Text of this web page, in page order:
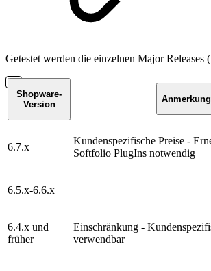
Getestet werden die einzelnen Major
Shopware-
Version
Anmerkung
6.7.x
Kundenspezifische Preise -
Softfolio PlugIns notwendig
6.5.x-6.6.x
6.4.x und
früher
Einschränkung -
verwendbar